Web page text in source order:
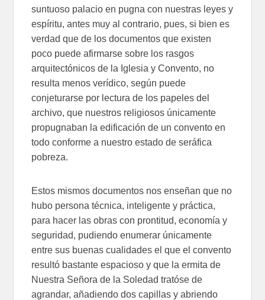
suntuoso palacio en pugna con nuestras leyes y
espíritu, antes muy al contrario, pues, si bien es
verdad que de los documentos que existen
poco puede afirmarse sobre los rasgos
arquitectónicos de la Iglesia y Convento, no
resulta menos verídico, según puede
conjeturarse por lectura de los papeles del
archivo, que nuestros religiosos únicamente
propugnaban la edificación de un convento en
todo conforme a nuestro estado de seráfica
pobreza.
Estos mismos documentos nos enseñan que no
hubo persona técnica, inteligente y práctica,
para hacer las obras con prontitud, economía y
seguridad, pudiendo enumerar únicamente
entre sus buenas cualidades el que el convento
resultó bastante espacioso y que la ermita de
Nuestra Señora de la Soledad tratóse de
agrandar, añadiendo dos capillas y abriendo